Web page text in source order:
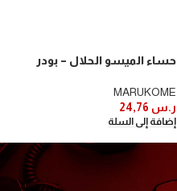
حساء الميسو الحلال – بودر
MARUKOME
ر.س
إضافة إلى السلة